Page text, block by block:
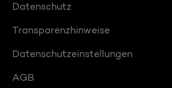
Datenschutz
Transparenzhinweise
Datenschutzeinstellungen
AGB